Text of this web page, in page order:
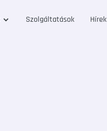
Szolgáltatások Hírek